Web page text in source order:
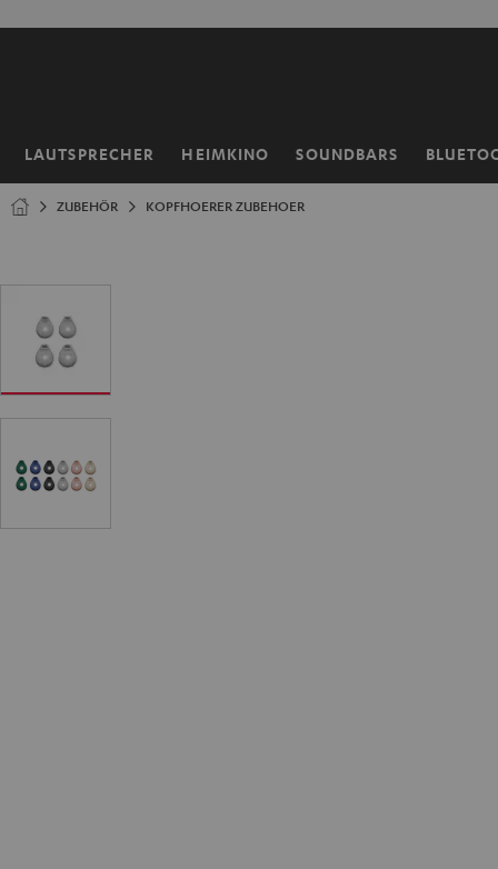
LAUTSPRECHER HEIMKINO SOUNDBARS
Startseite
ZUBEHÖR KOPFHOERER ZUBEHOER